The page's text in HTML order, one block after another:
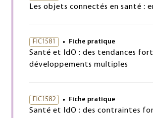
Les objets connectés en santé :
FIC1581 Fiche pratique
Santé et IdO : des tendances
développements multiples
FIC1582 Fiche pratique
Santé et IdO : des contraintes